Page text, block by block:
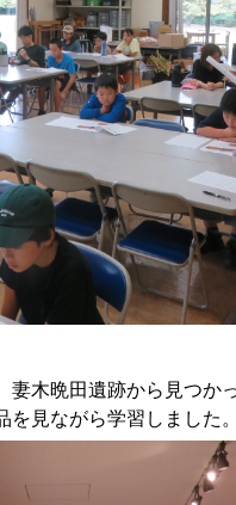
木晩田遺跡から見つか
見ながら学習しました。